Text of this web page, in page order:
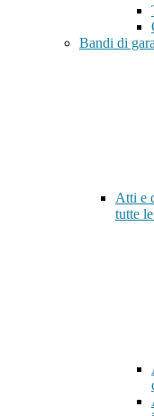
Bandi di
Atti e
tutte